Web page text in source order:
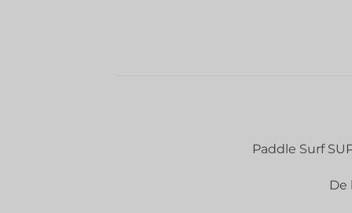
Paddle Surf
De